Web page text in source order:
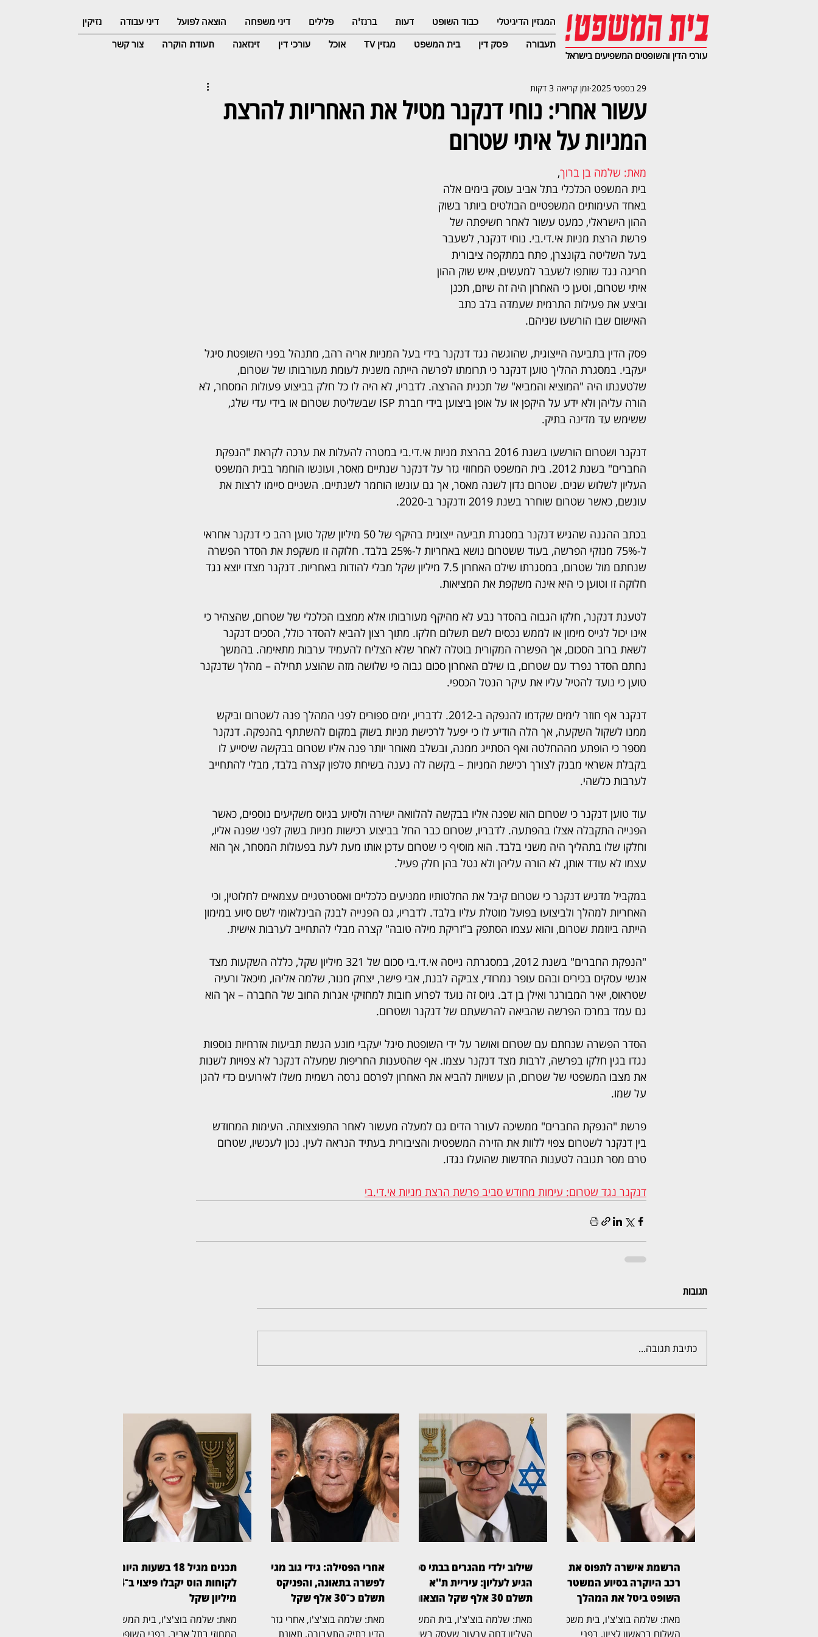
המגזין הדיגיטלי כבוד השופט דעות ברנז'ה פלילים דיני משפחה הוצאה לפועל דיני עבודה
נזיקין
תעבורה
פסק דין בית המשפט מגזין TV אוכל עורכי דין זינזאנה תעודת הוקרה צור קשר
עורכי הדין והשופטים המשפיעים בישראל
עשור אחרי: נוחי דנקנר מטיל את האחריות להרצת
המניות על איתי שטרום
29 בספט׳ 2025 זמן קריאה 3 דקות
מאת: שלמה בן ברוך,
בית המשפט הכלכלי בתל אביב עוסק בימים אלה
באחד העימותים המשפטיים הבולטים ביותר בשוק
ההון הישראלי, כמעט עשור לאחר חשיפתה של
פרשת הרצת מניות אי.די.בי. נוחי דנקנר, לשעבר
בעל השליטה בקונצרן, פתח במתקפה ציבורית
חריגה נגד שותפו לשעבר למעשים, איש שוק ההון
איתי שטרום, וטען כי האחרון היה זה שיזם, תכנן
וביצע את פעילות התרמית שעמדה בלב כתב
האישום שבו הורשעו שניהם.
פסק הדין בתביעה הייצוגית, שהוגשה נגד דנקנר בידי בעל המניות אריה רהב, מתנהל בפני השופטת סיגל
יעקבי. במסגרת ההליך טוען דנקנר כי תרומתו לפרשה הייתה משנית לעומת מעורבותו של שטרום,
שלטענתו היה "המוציא והמביא" של תכנית ההרצה. לדבריו, לא היה לו כל חלק בביצוע פעולות המסחר, לא
הורה עליהן ולא ידע על היקפן או על אופן ביצוען בידי חברת ISP שבשליטת שטרום או בידי עדי שלג,
ששימש עד מדינה בתיק.
דנקנר ושטרום הורשעו בשנת 2016 בהרצת מניות אי.די.בי במטרה להעלות את ערכה לקראת "הנפקת
החברים" בשנת 2012. בית המשפט המחוזי גזר על דנקנר שנתיים מאסר, ועונשו הוחמר בבית המשפט
העליון לשלוש שנים. שטרום נדון לשנה מאסר, אך גם עונשו הוחמר לשנתיים. השניים סיימו לרצות את
עונשם, כאשר שטרום שוחרר בשנת 2019 ודנקנר ב-2020.
בכתב ההגנה שהגיש דנקנר במסגרת תביעה ייצוגית בהיקף של 50 מיליון שקל טוען רהב כי דנקנר אחראי
ל-75% מנזקי הפרשה, בעוד ששטרום נושא באחריות ל-25% בלבד. חלוקה זו משקפת את הסדר הפשרה
שנחתם מול שטרום, במסגרתו שילם האחרון 7.5 מיליון שקל מבלי להודות באחריות. דנקנר מצדו יוצא נגד
חלוקה זו וטוען כי היא אינה משקפת את המציאות.
לטענת דנקנר, חלקו הגבוה בהסדר נבע לא מהיקף מעורבותו אלא ממצבו הכלכלי של שטרום, שהצהיר כי
אינו יכול לגייס מימון או לממש נכסים לשם תשלום חלקו. מתוך רצון להביא להסדר כולל, הסכים דנקנר
לשאת ברוב הסכום, אך הפשרה המקורית בוטלה לאחר שלא הצליח להעמיד ערבות מתאימה. בהמשך
נחתם הסדר נפרד עם שטרום, בו שילם האחרון סכום גבוה פי שלושה מזה שהוצע תחילה – מהלך שדנקנר
טוען כי נועד להטיל עליו את עיקר הנטל הכספי.
דנקנר אף חוזר לימים שקדמו להנפקה ב-2012. לדבריו, ימים ספורים לפני המהלך פנה לשטרום וביקש
ממנו לשקול השקעה, אך הלה הודיע לו כי יפעל לרכישת מניות בשוק במקום להשתתף בהנפקה. דנקנר
מספר כי הופתע מההחלטה ואף הסתייג ממנה, ובשלב מאוחר יותר פנה אליו שטרום בבקשה שיסייע לו
בקבלת אשראי מבנק לצורך רכישת המניות – בקשה לה נענה בשיחת טלפון קצרה בלבד, מבלי להתחייב
לערבות כלשהי.
עוד טוען דנקנר כי שטרום הוא שפנה אליו בבקשה להלוואה ישירה ולסיוע בגיוס משקיעים נוספים, כאשר
הפנייה התקבלה אצלו בהפתעה. לדבריו, שטרום כבר החל בביצוע רכישות מניות בשוק לפני שפנה אליו,
וחלקו שלו בתהליך היה משני בלבד. הוא מוסיף כי שטרום עדכן אותו מעת לעת בפעולות המסחר, אך הוא
עצמו לא עודד אותן, לא הורה עליהן ולא נטל בהן חלק פעיל.
במקביל מדגיש דנקנר כי שטרום קיבל את החלטותיו ממניעים כלכליים ואסטרטגיים עצמאיים לחלוטין, וכי
האחריות למהלך ולביצועו בפועל מוטלת עליו בלבד. לדבריו, גם הפנייה לבנק הבינלאומי לשם סיוע במימון
הייתה ביוזמת שטרום, והוא עצמו הסתפק ב"זריקת מילה טובה" קצרה מבלי להתחייב לערבות אישית.
"הנפקת החברים" בשנת 2012, במסגרתה גייסה אי.די.בי סכום של 321 מיליון שקל, כללה השקעות מצד
אנשי עסקים בכירים ובהם עופר נמרודי, צביקה לבנת, אבי פישר, יצחק מנור, שלמה אליהו, מיכאל ורעיה
שטראוס, יאיר המבורגר ואילן בן דב. גיוס זה נועד לפרוע חובות למחזיקי אגרות החוב של החברה – אך הוא
גם עמד במרכז הפרשה שהביאה להרשעתם של דנקנר ושטרום.
הסדר הפשרה שנחתם עם שטרום ואושר על ידי השופטת סיגל יעקבי מונע הגשת תביעות אזרחיות נוספות
נגדו בגין חלקו בפרשה, לרבות מצד דנקנר עצמו. אף שהטענות החריפות שמעלה דנקנר לא צפויות לשנות
את מצבו המשפטי של שטרום, הן עשויות להביא את האחרון לפרסם גרסה רשמית משלו לאירועים כדי להגן
על שמו.
פרשת "הנפקת החברים" ממשיכה לעורר הדים גם למעלה מעשור לאחר התפוצצותה. העימות המחודש
בין דנקנר לשטרום צפוי ללוות את הזירה המשפטית והציבורית בעתיד הנראה לעין. נכון לעכשיו, שטרום
טרם מסר תגובה לטענות החדשות שהועלו נגדו.
דנקנר נגד שטרום: עימות מחודש סביב פרשת הרצת מניות אי.די.בי
תגובות
כתיבת תגובה...
הרשמת אישרה לתפוס את
רכב היוקרה בסיוע המשטרה,
השופט ביטל את המהלך
מאת: שלמה בוצ'צ'ו, בית משפט
השלום בראשון לציון, בפני
שילוב ילדי מהגרים בבתי ספר
הגיע לעליון: עיריית ת"א
תשלם 30 אלף שקל הוצאות
מאת: שלמה בוצ'צ'ו, בית המשפט
העליון דחה ערעור שעסק בשילוב
אחרי הפסילה: גידי גוב מגיע
לפשרה בתאונה, והפניקס
תשלם כ־30 אלף שקל
מאת: שלמה בוצ'צ'ו, אחרי גזר
הדין בתיק התעבורה, תאונת
תכנים מגיל 18 בשעות היום:
לקוחות הוט יקבלו פיצוי ב־4
מיליון שקל
מאת: שלמה בוצ'צ'ו, בית המשפט
המחוזי בתל אביב, בפני השופטת